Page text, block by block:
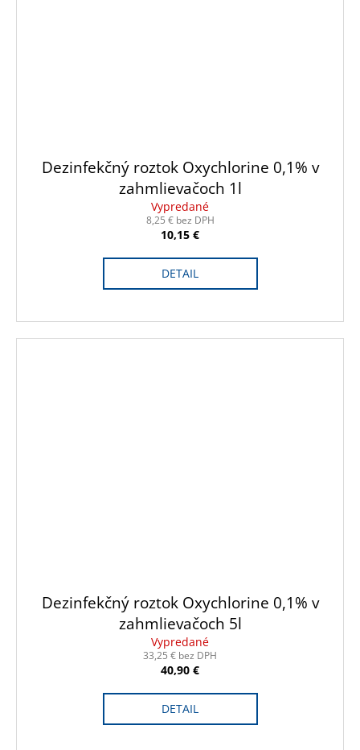
Dezinfekčný roztok Oxychlorine 0,1% v
zahmlievačoch 1l
Vypredané
8,25 € bez DPH
10,15 €
DETAIL
Dezinfekčný roztok Oxychlorine 0,1% v
zahmlievačoch 5l
Vypredané
33,25 € bez DPH
40,90 €
DETAIL